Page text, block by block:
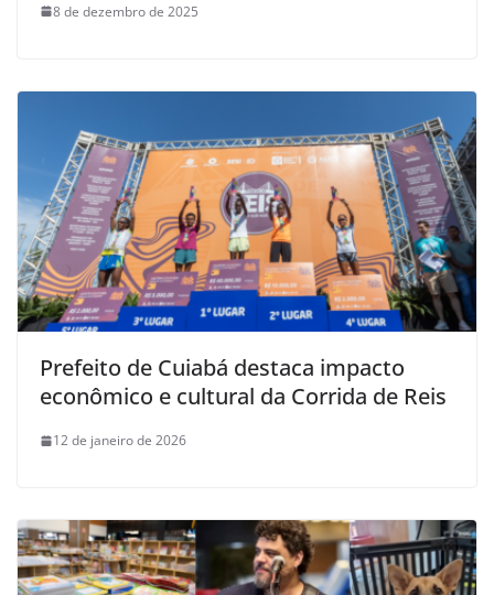
8 de dezembro de 2025
Prefeito de Cuiabá destaca impacto
econômico e cultural da Corrida de Reis
12 de janeiro de 2026